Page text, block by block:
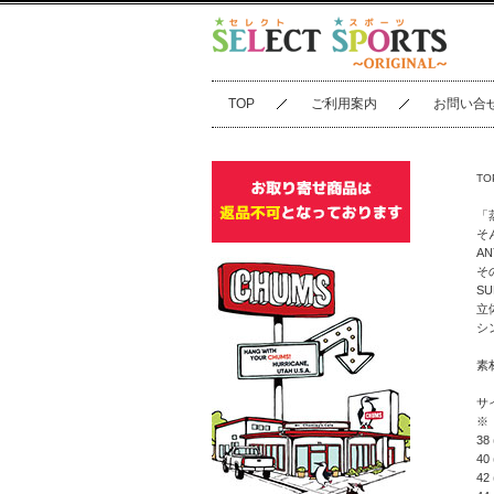
TOP ご利用案内 お問い合
そ
そ
立
シ
素
サ
※
38
40
42